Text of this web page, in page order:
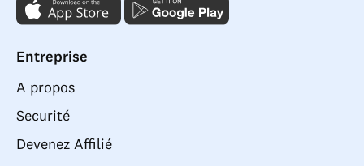
Entreprise
A propos
Securité
Devenez Affilié